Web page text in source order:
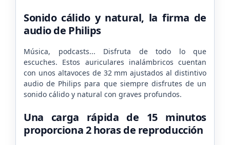
Sonido cálido y natural, la firma de
audio de Philips
Música, podcasts... Disfruta de todo lo que
escuches. Estos auriculares inalámbricos cuentan
con unos altavoces de 32 mm ajustados al distintivo
audio de Philips para que siempre disfrutes de un
sonido cálido y natural con graves profundos.
Una carga rápida de 15 minutos
proporciona 2 horas de reproducción